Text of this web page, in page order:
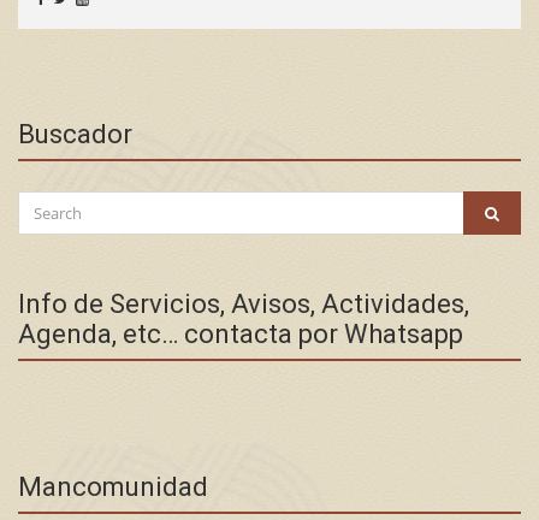
Buscador
Search
for:
Info de Servicios, Avisos, Actividades,
Agenda, etc… contacta por Whatsapp
Mancomunidad